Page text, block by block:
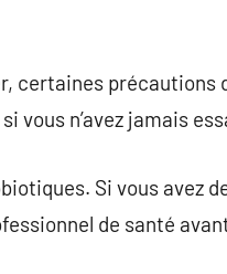
certaines précautions
vous n’avez jamais
Si vous avez
de santé